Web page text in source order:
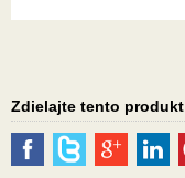
Zdielajte tento produkt